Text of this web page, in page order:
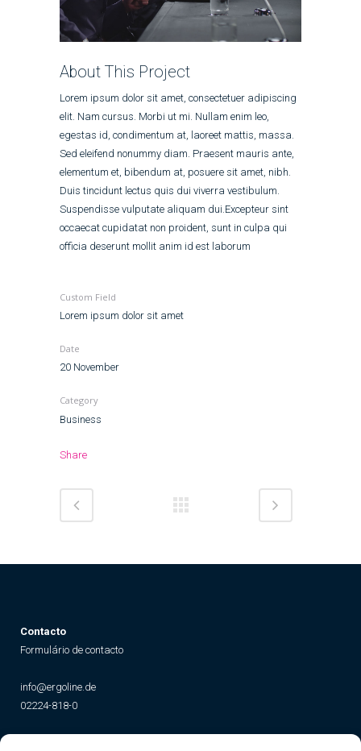
About This Project
Lorem ipsum dolor sit amet, consectetuer adipiscing
elit. Nam cursus. Morbi ut mi. Nullam enim leo,
egestas id, condimentum at, laoreet mattis, massa.
Sed eleifend nonummy diam. Praesent mauris ante,
elementum et, bibendum at, posuere sit amet, nibh.
Duis tincidunt lectus quis dui viverra vestibulum.
Suspendisse vulputate aliquam dui.Excepteur sint
occaecat cupidatat non proident, sunt in culpa qui
officia deserunt mollit anim id est laborum
Custom Field
Lorem ipsum dolor sit amet
Date
20 November
Category
Business
Share
Contacto
Formulário de contacto
info@ergoline.de
02224-818-0